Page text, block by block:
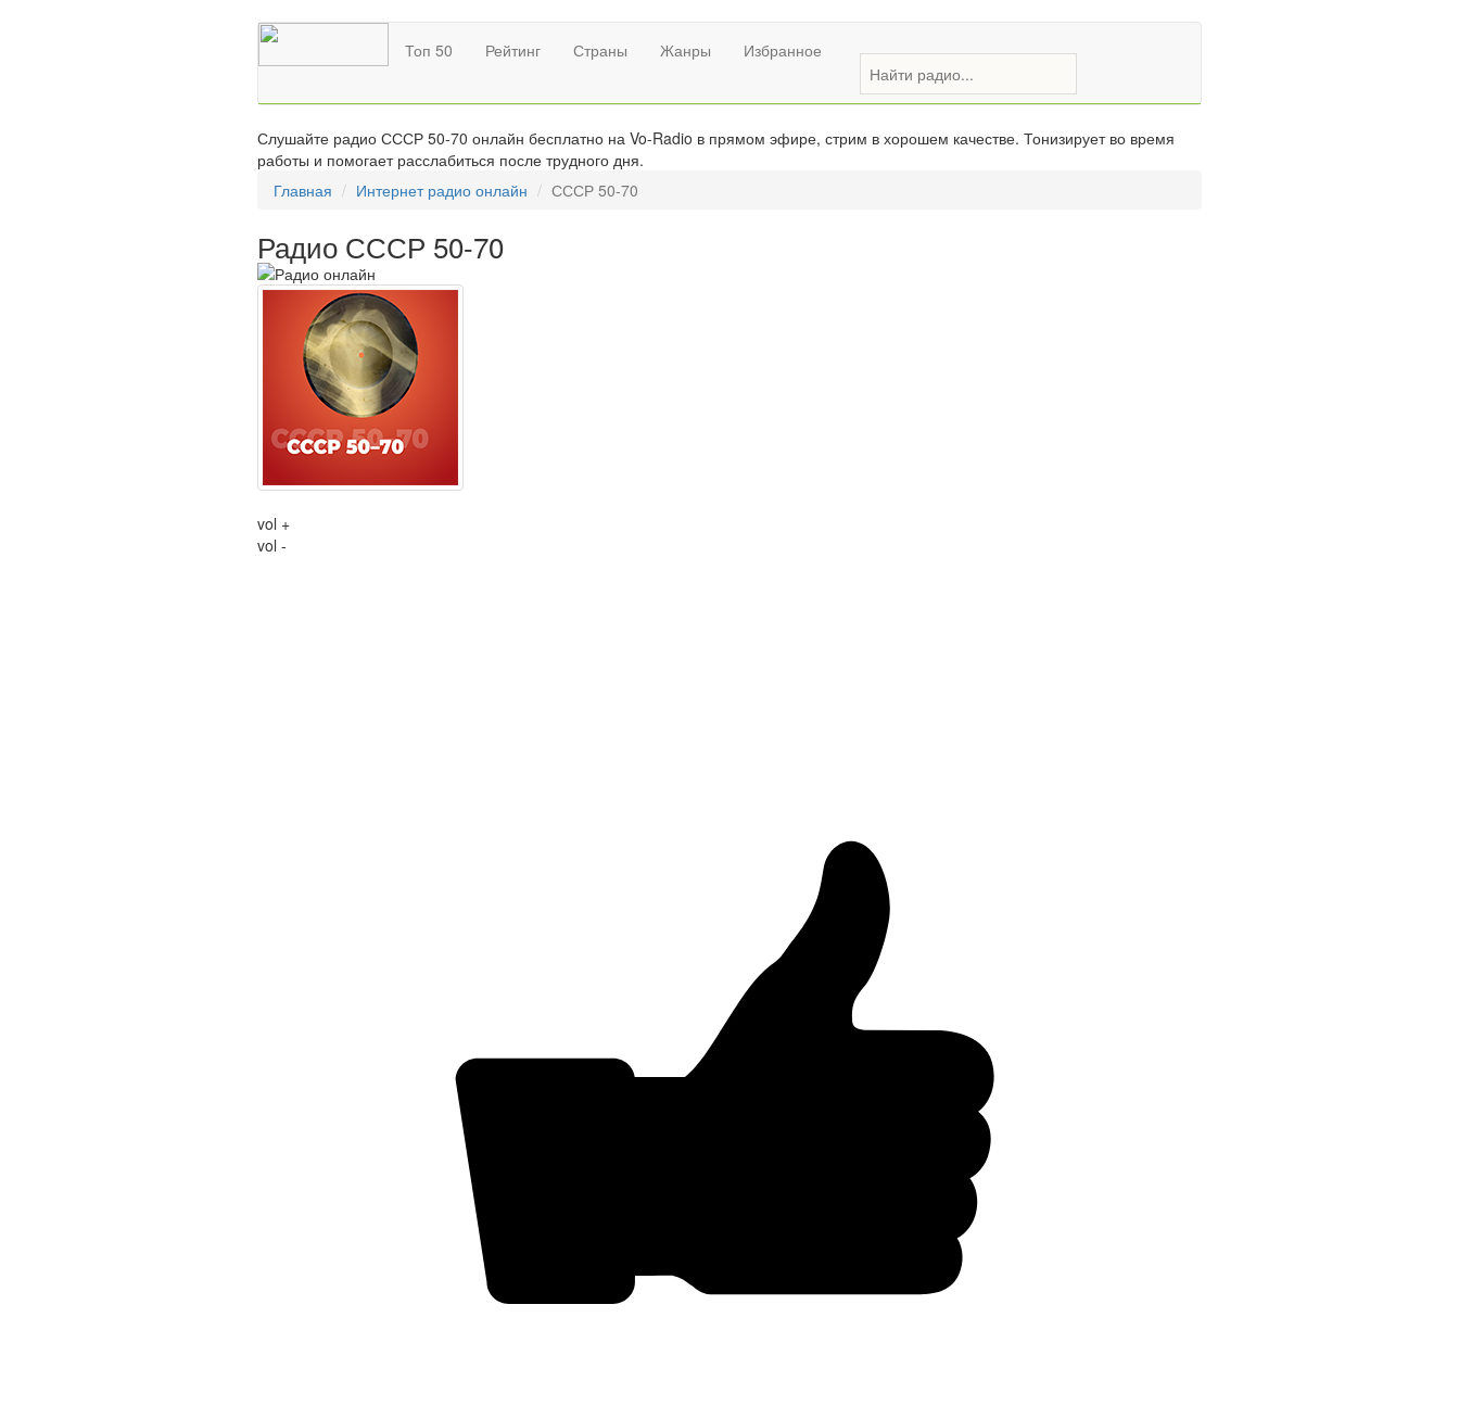
Топ 50 Рейтинг Страны Жанры Избранное
Слушайте радио СССР 50-70 онлайн бесплатно на Vo-Radio в прямом эфире, стрим в хорошем качестве. Тонизирует во время
работы и помогает расслабиться после трудного дня.
Главная
Интернет радио онлайн СССР 50-70
Радио СССР 50-70
vol +
vol -